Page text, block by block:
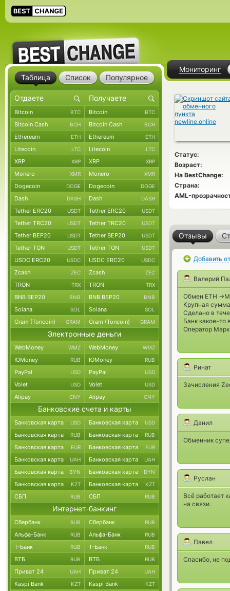
Мониторинг
Статус:
Возраст:
На BestChange:
Страна:
AML-
Отзывы
Добавить
Валерий
Обмен ETH -
Крупная
Сделано в
Банк какое-то
Оператор
Ринат
Зачисления
Данил
Обменник
Руслан
Всё работает
на связи.
Павел
Спасибо, не
Таблица Список Популярное
Bitcoin BTC Bitcoin BTC
Bitcoin Cash BCH Bitcoin Cash BCH
Ethereum ETH Ethereum ETH
Litecoin LTC Litecoin LTC
XRP XRP XRP XRP
Monero XMR Monero XMR
Dogecoin DOGE Dogecoin DOGE
Dash DASH Dash DASH
Tether ERC20 USDT Tether ERC20 USDT
Tether TRC20 USDT Tether TRC20 USDT
Tether BEP20 USDT Tether BEP20 USDT
Tether TON USDT Tether TON USDT
USDC ERC20 USDC USDC ERC20 USDC
Zcash ZEC Zcash ZEC
TRON TRX TRON TRX
BNB BEP20 BNB BNB BEP20 BNB
Solana SOL Solana SOL
Gram (Toncoin) GRAM Gram (Toncoin) GRAM
Электронные деньги
WebMoney WMZ WebMoney WMZ
ЮMoney RUB ЮMoney RUB
PayPal USD PayPal USD
Volet USD Volet USD
Alipay CNY Alipay CNY
Банковские счета и карты
Банковская карта USD Банковская карта USD
Банковская карта RUB Банковская карта RUB
Банковская карта EUR Банковская карта EUR
Банковская карта UAH Банковская карта UAH
Банковская карта BYN Банковская карта BYN
Банковская карта KZT Банковская карта KZT
СБП RUB СБП RUB
Интернет-банкинг
Сбербанк RUB Сбербанк RUB
Альфа-Банк RUB Альфа-Банк RUB
Т-Банк RUB Т-Банк RUB
ВТБ RUB ВТБ RUB
Приват 24 UAH Приват 24 UAH
Kaspi Bank KZT Kaspi Bank KZT